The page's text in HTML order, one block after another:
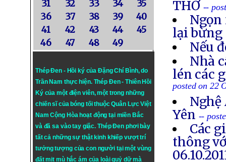
31
32 33 34
35
36
37 38 39
40
41
42 43 44
45
46
47 48 49
Thép Đen - Hồi ký của Đặng Chí Bình, do
Trần Nam thực hiện. Thép Đen- Thiên Hồi
Ký của một điện viên, một trong những
chiến sĩ của bóng tối thuộc Quân Lực Việt
Nam Cộng Hòa hoạt động tại miền Bắc
và đã sa vào tay giặc. Thép Đen phơi bày
tất cả những sự thật kinh khiếp vượt trí
tưởng tượng của con người tại một vùng
đất mịt mù hắc ám của loài quỷ dữ mà
THƠ --
lại bừng
Nếu
Nhà
lén các
posted on 22
Nghệ
Yên --
Các
thông